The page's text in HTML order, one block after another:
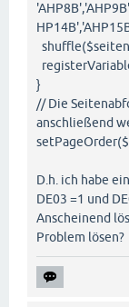
}
// Die
anschließend
D.h. ich habe
DE03 =1 und
Anscheinend
Problem lösen?